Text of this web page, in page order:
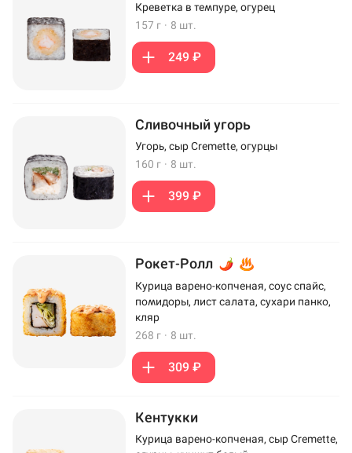
Креветка в темпуре, огурец
157 г · 8 шт.
249 ₽
Сливочный угорь
Угорь, сыр Cremette, огурцы
160 г · 8 шт.
399 ₽
Рокет-Ролл
Курица варено-копченая, соус спайс,
помидоры, лист салата, сухари панко,
кляр
268 г · 8 шт.
309 ₽
Кентукки
Курица варено-копченая, сыр Cremette,